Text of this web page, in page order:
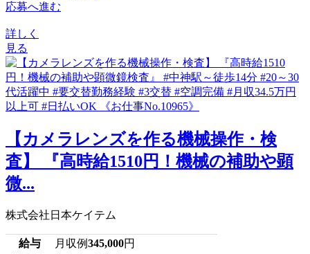
応募へ進む
詳しく
見る
【カメラレンズを作る機械操作・検
査】 『高時給1510円！機械の補助や顕
微...
株式会社日本ケイテム
給与 月収例345,000円